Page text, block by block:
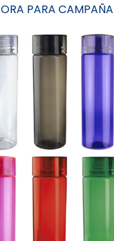
PARA CAMPAÑA